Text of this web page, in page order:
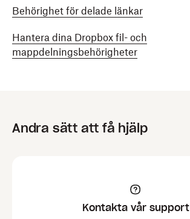
Behörighet för delade länkar
Hantera dina Dropbox fil- och
mappdelningsbehörigheter
Andra sätt att få hjälp
Kontakta vår support